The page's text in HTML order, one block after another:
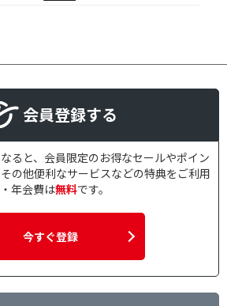
込む
）
）
WUXGA(1920×1200）
レートで絞り込む
プで絞り込む
会員登録する
ると、会員限定のお得なセールやポイン
の他便利なサービスなどの特典をご利用
年会費は無料です。
今すぐ登録